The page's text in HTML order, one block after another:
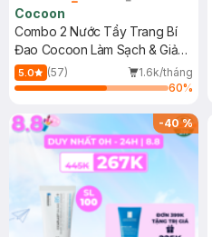
Cocoon
Combo 2 Nước Tẩy Trang Bí
Đao Cocoon Làm Sạch & Giảm
Dầu 500ml
5.0 (57)
1.6k/tháng
60%
-40%